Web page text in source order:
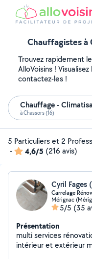
Chauffagistes à
Trouvez rapidement
AlloVoisins !
contactez-les !
Chauffage -
à Chassors (16)
5 Particuliers et 2
-
4,6/5 (216 avis)
Cyril Fages
Carrelage
Mérignac
5/5 (35
Présentation
multi services rénovation
intérieur et extérieur